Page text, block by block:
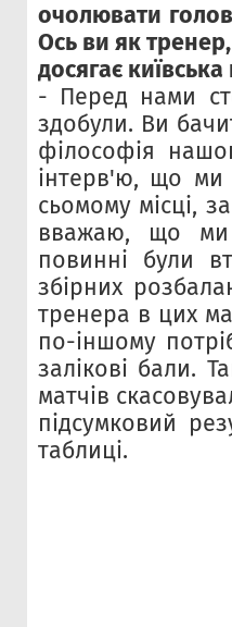
очолювати
Ось ви як
досягає
- Перед нами
здобули. Ви
філософія
інтерв'ю, що ми
сьомому місці,
вважаю, що ми
повинні були
збірних
тренера в цих
по-іншому
залікові бали.
матчів
підсумковий
таблиці.